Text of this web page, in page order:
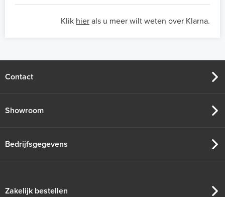
Klik hier als u meer wilt weten over Klarna.
Contact
Showroom
Bedrijfsgegevens
Zakelijk bestellen